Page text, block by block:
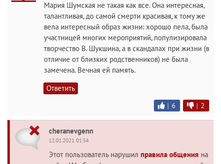
Мария Шумская не такая как все. Она интересная,
талантливая, до самой смерти красивая, к тому же
вела интересный образ жизни: хорошо пела, была
участницей многих мероприятий, популизировала
творчество В. Шукшина, а в скандалах при жизни (в
отличие от близких родственников) не была
замечена. Вечная ей память.
Ответить
| 6 | 2
cheranevgenn
12.01.2021 01:54
Этот пользователь нарушил правила общения на